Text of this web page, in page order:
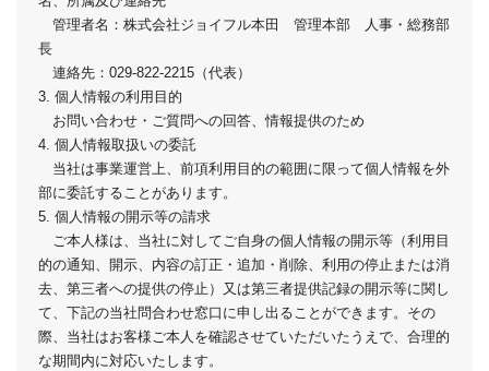
管理者名：株式会社ジョイフル本田 管理本部 人事・総務部
長
連絡先：029-822-2215（代表）
3. 個人情報の利用目的
お問い合わせ・ご質問への回答、情報提供のため
4. 個人情報取扱いの委託
当社は事業運営上、前項利用目的の範囲に限って個人情報を外
部に委託することがあります。
5. 個人情報の開示等の請求
ご本人様は、当社に対してご自身の個人情報の開示等（利用目
的の通知、開示、内容の訂正・追加・削除、利用の停止または消
去、第三者への提供の停止）又は第三者提供記録の開示等に関し
て、下記の当社問合わせ窓口に申し出ることができます。その
際、当社はお客様ご本人を確認させていただいたうえで、合理的
な期間内に対応いたします。